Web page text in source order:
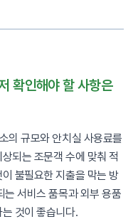
확인해야 할 사항은
의 규모와 안치실 사용료를
되는 조문객 수에 맞춰 적
불필요한 지출을 막는 방
는 서비스 품목과 외부 용품
것이 좋습니다.